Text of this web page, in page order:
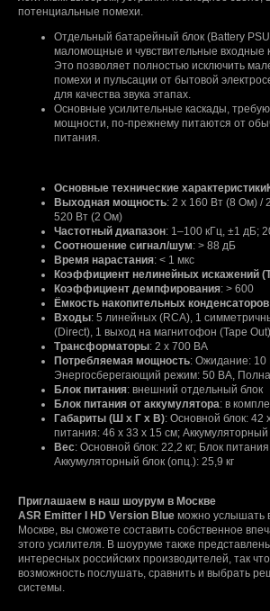
потенциальные помехи.
Отдельный батарейный блок (Ваttеry
маломощные и чувствительные входные
Это позволяет полностью исключить
помехи и пульсации от бытовой
для качества звука этапах.
Основные усилительные каскады,
мощности, по-прежнему питаются от
питания.
Основные технические
Выходная мощность: 2 х 160 Вт (8 Ом) /
520 Вт (2 Ом)
Частотный диапазон: 1–100 кГц, ±1 дБ;
Соотношение сигнал/шум: > 88 дБ
Время нарастания: < 1 мкс
Коэффициент нелинейных искажений
Коэффициент демпфирования: > 600
Ёмкость накопительных конденсаторов
Входы: 5 линейных (RСА), 1
(Dirесt), 1 выход на магнитофон (Таре Оut)
Трансформаторы: 2 х 700 ВА
Потребляемая мощность: Ожидание: 10
Энергосберегающий режим: 50 ВА,
Блок питания: внешний отдельный блок
Блок питания от аккумулятора: в
Габариты (Ш х Г х В): Основной блок: 42
питания: 46 х 33 х 15 см;
Вес: Основной блок: 22,2 кг; Блок
Аккумуляторный блок (опц.): 25,9 кг
Приглашаем в наш шоурум в Москве
АSR Еmittеr I НD Vеrsiоn Вluе можно услышать
Москве, вы сможете составить собственное
этого усилителя. В шоуруме также
интересных российских производителей, так
возможность послушать, сравнить и выбрать
системы.